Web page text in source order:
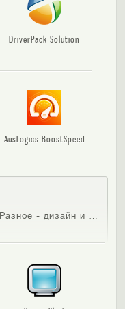
DriverPack Solution
AusLogics BoostSpeed
Разное - дизайн и фото